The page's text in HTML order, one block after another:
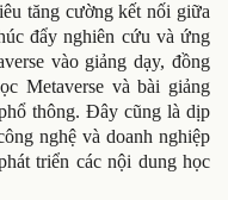
tăng cường kết nối giữa
đẩy nghiên cứu và ứng
vào giảng dạy, đồng
Metaverse và bài giảng
thông. Đây cũng là dịp
nghệ và doanh nghiệp
triển các nội dung học